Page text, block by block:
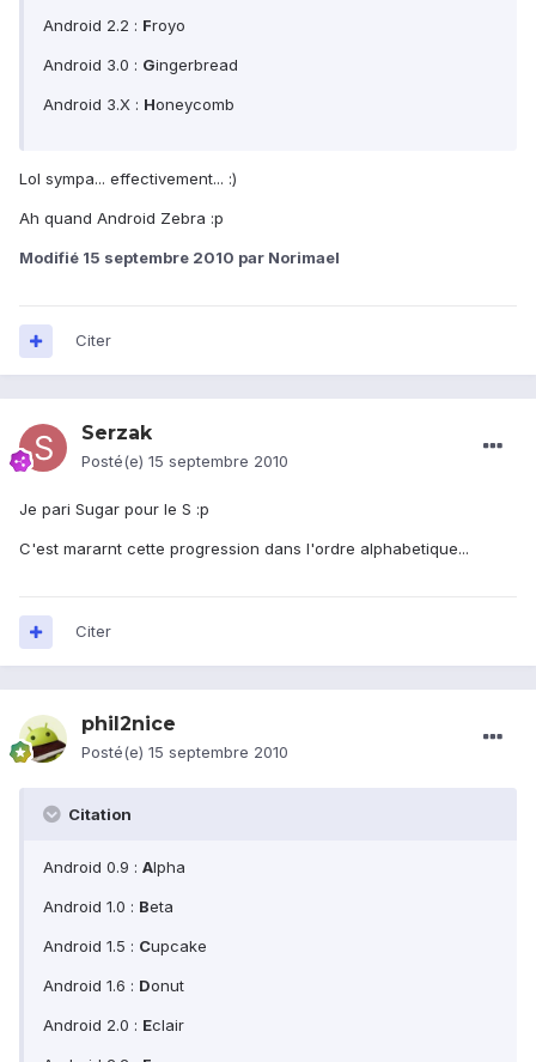
Android 2.2 : Froyo
Android 3.0 : Gingerbread
Android 3.X : Honeycomb
Lol sympa... effectivement... :)
Ah quand Android Zebra :p
Modifié 15 septembre 2010 par Norimael
Citer
Serzak
Posté(e) 15 septembre 2010
Je pari Sugar pour le S :p
C'est mararnt cette progression dans l'ordre alphabetique...
Citer
phil2nice
Posté(e) 15 septembre 2010
Citation
Android 0.9 : Alpha
Android 1.0 : Beta
Android 1.5 : Cupcake
Android 1.6 : Donut
Android 2.0 : Eclair